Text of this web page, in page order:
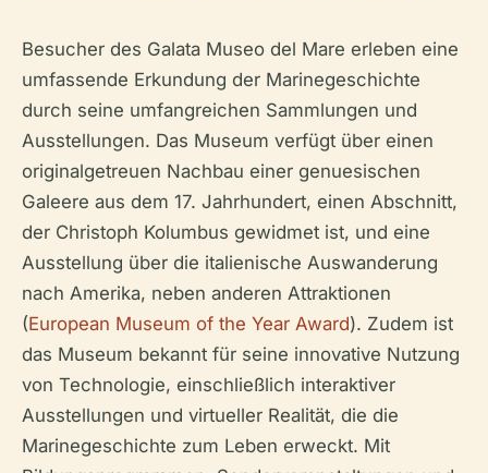
Besucher des Galata Museo del Mare erleben eine
umfassende Erkundung der Marinegeschichte
durch seine umfangreichen Sammlungen und
Ausstellungen. Das Museum verfügt über einen
originalgetreuen Nachbau einer genuesischen
Galeere aus dem 17. Jahrhundert, einen Abschnitt,
der Christoph Kolumbus gewidmet ist, und eine
Ausstellung über die italienische Auswanderung
nach Amerika, neben anderen Attraktionen
(European Museum of the Year Award). Zudem ist
das Museum bekannt für seine innovative Nutzung
von Technologie, einschließlich interaktiver
Ausstellungen und virtueller Realität, die die
Marinegeschichte zum Leben erweckt. Mit